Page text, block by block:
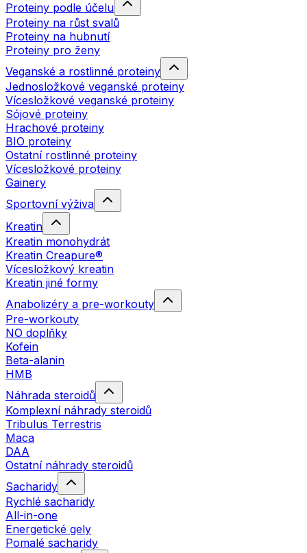
Proteiny podle účelu
Proteiny na růst svalů
Proteiny na hubnutí
Proteiny pro ženy
Veganské a rostlinné proteiny
Jednosložkové veganské proteiny
Vícesložkové veganské proteiny
Sójové proteiny
Hrachové proteiny
BIO proteiny
Ostatní rostlinné proteiny
Vícesložkové proteiny
Gainery
Sportovní výživa
Kreatin
Kreatin monohydrát
Kreatin Creapure®
Vícesložkový kreatin
Kreatin jiné formy
Anabolizéry a pre-workouty
Pre-workouty
NO doplňky
Kofein
Beta-alanin
HMB
Náhrada steroidů
Komplexní náhrady steroidů
Tribulus Terrestris
Maca
DAA
Ostatní náhrady steroidů
Sacharidy
Rychlé sacharidy
All-in-one
Energetické gely
Pomalé sacharidy